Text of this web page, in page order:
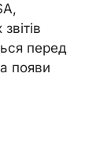
перед
появи